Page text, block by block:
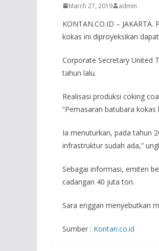
March 27, 2019 admin
KONTAN.CO.ID –
kokas ini diproyeksikan
Corporate Secretary United
tahun lalu.
Realisasi produksi coking
“Pemasaran batubara
Ia menuturkan, pada tahun
infrastruktur sudah ada,”
Sebagai informasi, emiten
cadangan 40 juta ton.
Sara enggan menyebutkan
Sumber : Kontan.co.id